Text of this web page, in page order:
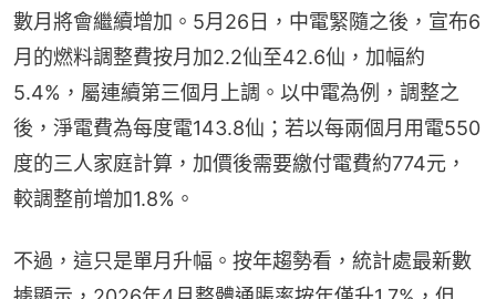
數月將會繼續增加。5月26日，中電緊隨之後，宣布6
月的燃料調整費按月加2.2仙至42.6仙，加幅約
5.4%，屬連續第三個月上調。以中電為例，調整之
後，淨電費為每度電143.8仙；若以每兩個月用電550
度的三人家庭計算，加價後需要繳付電費約774元，
較調整前增加1.8%。
不過，這只是單月升幅。按年趨勢看，統計處最新數